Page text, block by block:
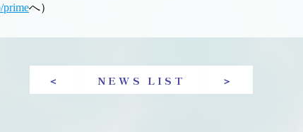
primeへ）
＜ NEWS LIST ＞